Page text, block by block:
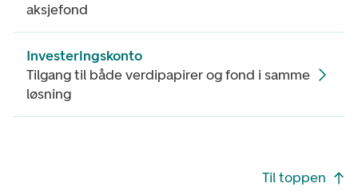
aksjefond
Investeringskonto
Tilgang til både verdipapirer og fond i samme
løsning
Til toppen